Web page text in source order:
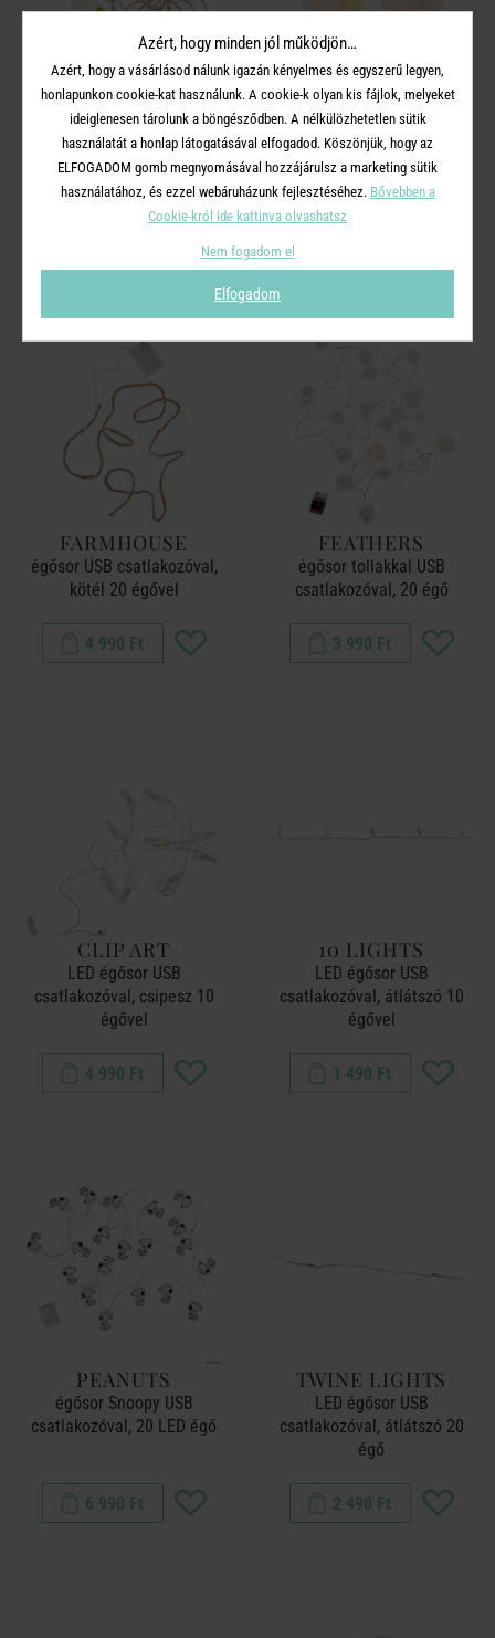
BULB LIGHTS
égősor villanykörték LED, 10
égővel USB kábellel
RAINBOW
porcelán LED lámpa
FARMHOUSE
égősor USB csatlakozóval,
kötél 20 égővel
4 990 Ft
FEATHERS
égősor tollakkal USB
csatlakozóval, 20 égő
3 990 Ft
CLIP ART
LED égősor USB
csatlakozóval, csipesz 10
égővel
4 990 Ft
10 LIGHTS
LED égősor USB
csatlakozóval, átlátszó 10
égővel
1 490 Ft
PEANUTS
égősor Snoopy USB
csatlakozóval, 20 LED égő
6 990 Ft
TWINE LIGHTS
LED égősor USB
csatlakozóval, átlátszó 20
égő
2 490 Ft
Azért, hogy minden jól működjön…
Azért, hogy a vásárlásod nálunk igazán kényelmes és egyszerű legyen,
honlapunkon cookie-kat használunk. A cookie-k olyan kis fájlok, melyeket
ideiglenesen tárolunk a böngésződben. A nélkülözhetetlen sütik
használatát a honlap látogatásával elfogadod. Köszönjük, hogy az
ELFOGADOM gomb megnyomásával hozzájárulsz a marketing sütik
használatához, és ezzel webáruházunk fejlesztéséhez. Bővebben a
Cookie-król ide kattinva olvashatsz
Nem fogadom el
Elfogadom